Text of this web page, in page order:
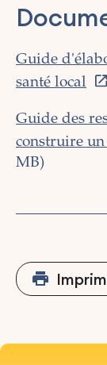
Guide
santé local
Guide des
construire
MB)